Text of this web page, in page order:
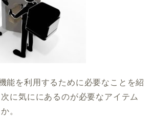
能を利用するために必要なことを紹
に気ににあるのが必要なアイテム
。